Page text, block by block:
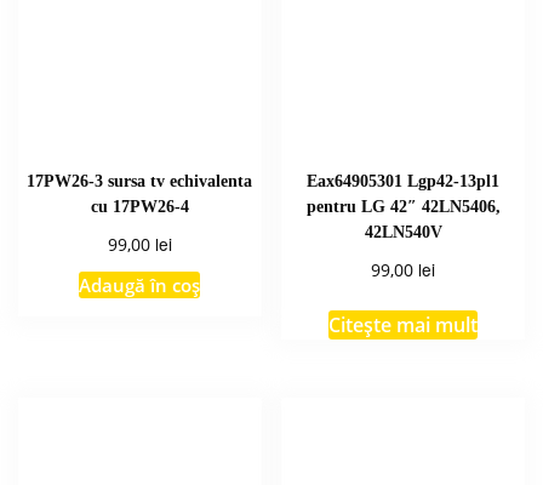
17PW26-3 sursa tv echivalenta
cu 17PW26-4
99,00 lei
Adaugă în coș
Eax64905301 Lgp42-13pl1
pentru LG 42″ 42LN5406,
42LN540V
99,00 lei
Citește mai mult